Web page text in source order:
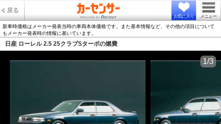
戻る
お気に入り メニュー
新車時価格はメーカー発表当時の車両本体価格です。また基本情報など、その他の項目について
もメーカー発表時の情報に基いています。
日産 ローレル 2.5 25クラブSターボの燃費
1/3